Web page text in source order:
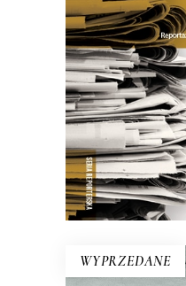
E-BOOK
z esejów,
między
53.00zł
WYPRZEDANE